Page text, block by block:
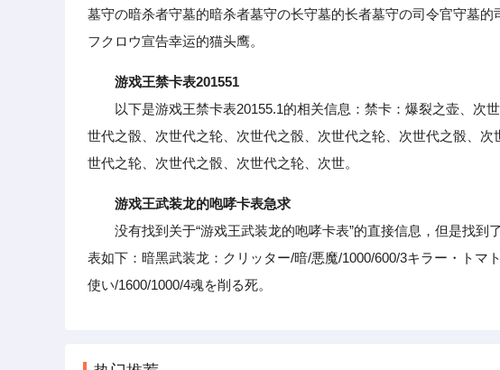
墓守の暗杀者守墓的暗杀者墓守の长守墓的长者墓守の司令官守墓
フクロウ宣告幸运的猫头鹰。
游戏王禁卡表201551
以下是游戏王禁卡表20155.1的相关信息：禁卡：爆裂之壶、次
世代之骰、次世代之轮、次世代之骰、次世代之轮、次世代之骰、
世代之轮、次世代之骰、次世代之轮、次世。
游戏王武装龙的咆哮卡表急求
没有找到关于“游戏王武装龙的咆哮卡表”的直接信息，但是找到
表如下：暗黑武装龙：クリッター/暗/悪魔/1000/600/3キラー・トマ
使い/1600/1000/4魂を削る死。